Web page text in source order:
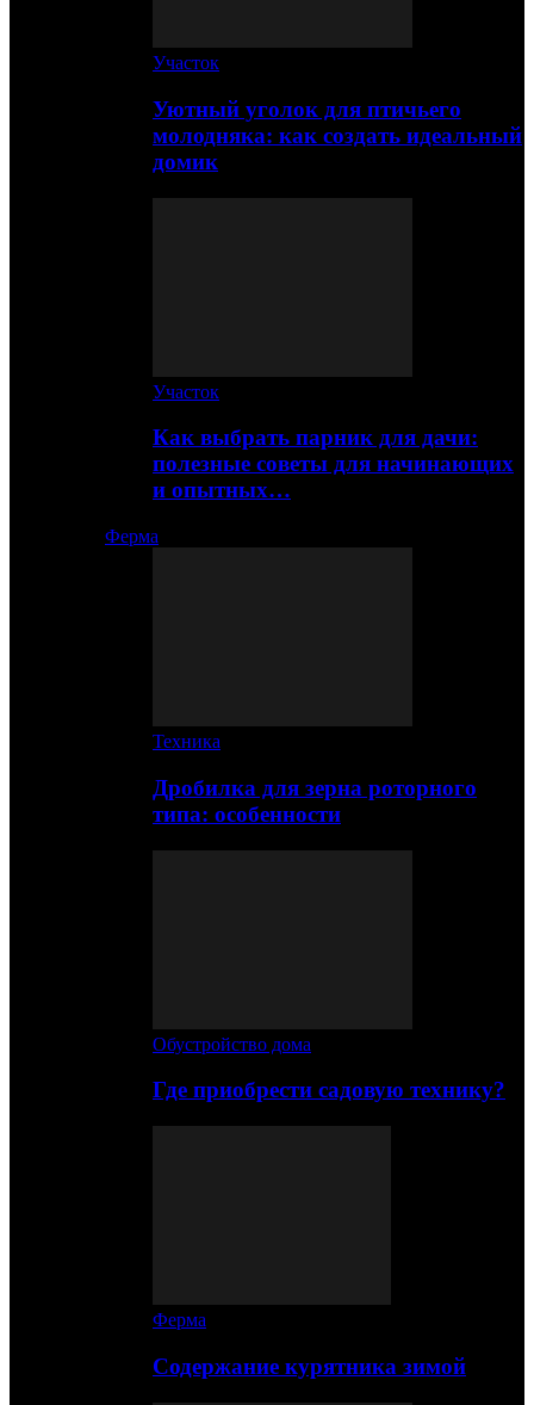
Участок
Уютный уголок для птичьего
молодняка: как создать идеальный
домик
Участок
Как выбрать парник для дачи:
полезные советы для начинающих
и опытных…
Ферма
Техника
Дробилка для зерна роторного
типа: особенности
Обустройство дома
Где приобрести садовую технику?
Ферма
Содержание курятника зимой